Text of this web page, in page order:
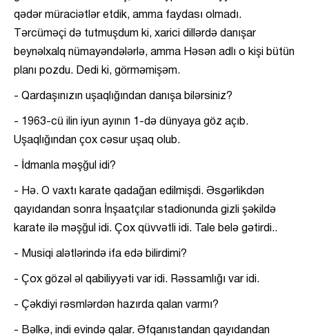
qədər müraciətlər etdik, amma faydası olmadı.
Tərcüməçi də tutmuşdum ki, xarici dillərdə danışar
beynəlxalq nümayəndələrlə, amma Həsən adlı o kişi bütün
planı pozdu. Dedi ki, görməmişəm.
- Qardaşınızın uşaqlığından danışa bilərsiniz?
- 1963-cü ilin iyun ayının 1-də dünyaya göz açıb.
Uşaqlığından çox cəsur uşaq olub.
- İdmanla məşğul idi?
- Hə. O vaxtı karate qadağan edilmişdi. Əsgərlikdən
qayıdandan sonra İnşaatçılar stadionunda gizli şəkildə
karate ilə məşğul idi. Çox qüvvətli idi. Tale belə gətirdi..
- Musiqi alətlərində ifa edə bilirdimi?
- Çox gözəl əl qabiliyyəti var idi. Rəssamlığı var idi.
- Çəkdiyi rəsmlərdən hazırda qalan varmı?
- Bəlkə, indi evində qalar. Əfqanıstandan qayıdandan